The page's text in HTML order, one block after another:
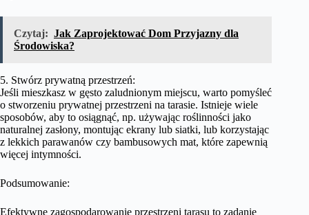
Czytaj: Jak Zaprojektować Dom Przyjazny dla
Środowiska?
5. Stwórz prywatną przestrzeń:
Jeśli mieszkasz w gęsto zaludnionym miejscu, warto pomyśleć
o stworzeniu prywatnej przestrzeni na tarasie. Istnieje wiele
sposobów, aby to osiągnąć, np. używając roślinności jako
naturalnej zasłony, montując ekrany lub siatki, lub korzystając
z lekkich parawanów czy bambusowych mat, które zapewnią
więcej intymności.
Podsumowanie:
Efektywne zagospodarowanie przestrzeni tarasu to zadanie